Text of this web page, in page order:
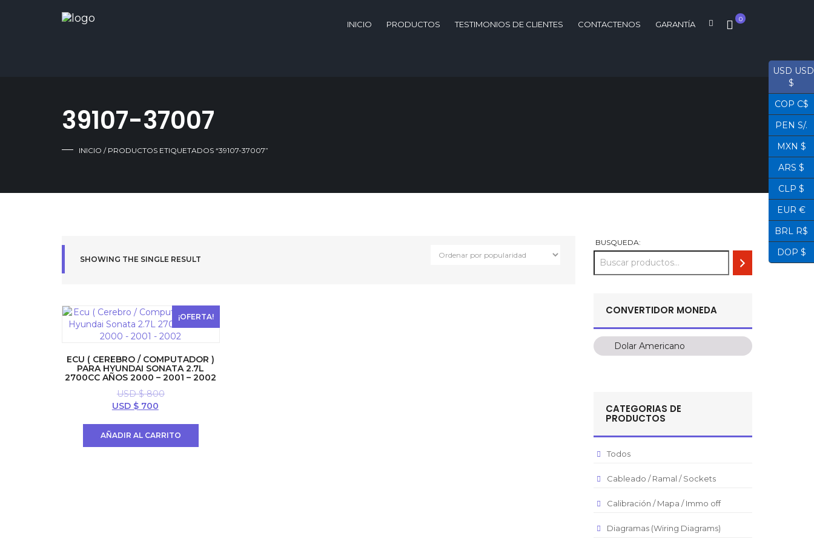
0
INICIO PRODUCTOS TESTIMONIOS DE CLIENTES CONTACTENOS GARANTÍA
39107-37007
INICIO / PRODUCTOS ETIQUETADOS “39107-37007”
SHOWING THE SINGLE RESULT
¡OFERTA!
ECU ( CEREBRO / COMPUTADOR )
PARA HYUNDAI SONATA 2.7L
2700CC AÑOS 2000 – 2001 – 2002
USD $800
El
era:
USD $700El
es:
AÑADIR AL CARRITO
BUSQUEDA:
CONVERTIDOR MONEDA
Dolar Americano
Dolar Americano
Pesos Mexicanos
Peso Chileno
CATEGORIAS DE
PRODUCTOS
Todos
Cableado / Ramal / Sockets
Calibración / Mapa / Immo off
Diagramas (Wiring Diagrams)
USD USD
$
COP C$
PEN S/.
MXN $
ARS $
CLP $
EUR €
BRL R$
DOP $